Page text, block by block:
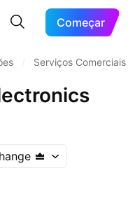
Começar
Serviços Comerciais